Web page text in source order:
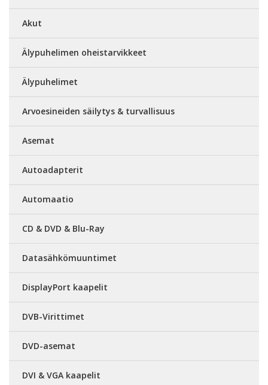
Akut
Älypuhelimen oheistarvikkeet
Älypuhelimet
Arvoesineiden säilytys & turvallisuus
Asemat
Autoadapterit
Automaatio
CD & DVD & Blu-Ray
Datasähkömuuntimet
DisplayPort kaapelit
DVB-Virittimet
DVD-asemat
DVI & VGA kaapelit